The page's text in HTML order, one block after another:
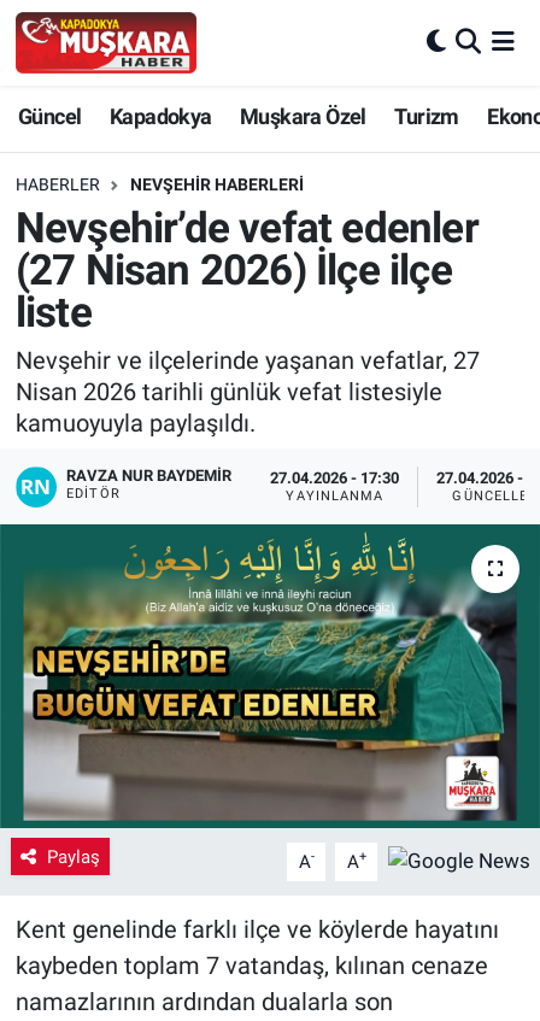
Güncel Kapadokya Muşkara Özel Turizm
HABERLER NEVŞEHIR HABERLERI
Nevşehir’de vefat edenler
(27 Nisan 2026) İlçe ilçe
liste
Nevşehir ve ilçelerinde yaşanan vefatlar, 27
Nisan 2026 tarihli günlük vefat listesiyle
kamuoyuyla paylaşıldı.
RAVZA NUR BAYDEMIR
EDITÖR
27.04.2026 - 17:30
YAYINLANMA
27.04.2026 -
Paylaş A- A+
Kent genelinde farklı ilçe ve köylerde hayatını
kaybeden toplam 7 vatandaş, kılınan cenaze
namazlarının ardından dualarla son
Güncel
SEÇİM
Muşkara Özel
Kapadokya
Kültür - Sanat
Yaşam
VEFATLAR
Nevşehir Hava Durumu
Nevşehir Trafik Yoğunluk Haritası
Süper Lig Puan Durumu ve Fikstür
Son Dakika Haberleri